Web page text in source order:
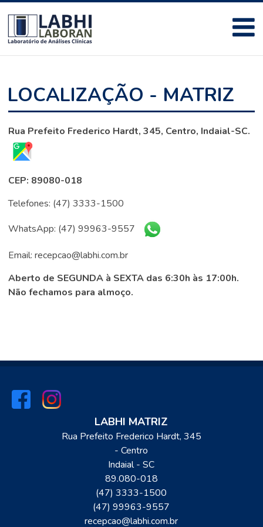
LOCALIZAÇÃO - MATRIZ
Rua Prefeito Frederico Hardt, 345, Centro, Indaial-SC.
CEP: 89080-018
Telefones: (47) 3333-1500
WhatsApp: (47) 99963-9557
Email: recepcao@labhi.com.br
Aberto de SEGUNDA à SEXTA das 6:30h às 17:00h.
Não fechamos para almoço.
LABHI MATRIZ
Rua Prefeito Frederico Hardt, 345
- Centro
Indaial-SC
89.080-018
(47) 3333-1500
(47) 99963-9557
recepcao@labhi.com.br